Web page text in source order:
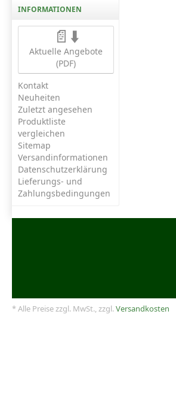
INFORMATIONEN
📄⬇️
Aktuelle Angebote
(PDF)
Kontakt
Neuheiten
Zuletzt angesehen
Produktliste
vergleichen
Sitemap
Versandinformationen
Datenschutzerklärung
Lieferungs- und
Zahlungsbedingungen
* Alle Preise zzgl. MwSt., zzgl.Versandkosten